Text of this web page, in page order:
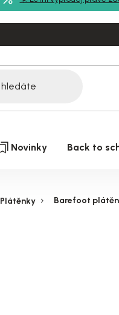
Novinky Back to
Plátěnky Barefoot